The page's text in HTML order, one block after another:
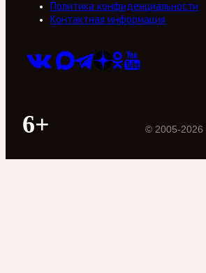
Политика конфиденциальности
Контактная информация
6+ © 2005-2026